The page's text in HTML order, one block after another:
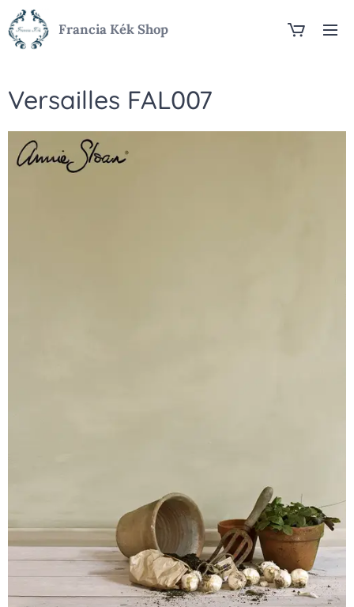
Francia Kék Shop
Versailles FAL007